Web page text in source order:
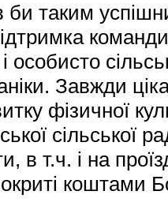
би таким
особисто
Завжди
фізичної
сільської
в т.ч. і на
коштами